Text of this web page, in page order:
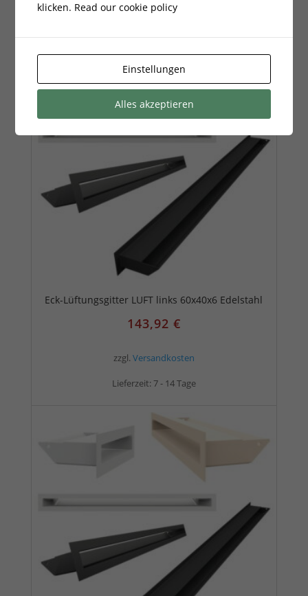
Lieferzeit:7 - 14 Tage
Eck-Lüftungsgitter LUFT links 60x40x6 Edelstahl
143,92 €
zzgl. Versandkosten
Lieferzeit: 7 - 14 Tage
klicken. Read our cookie policy
Einstellungen
Alles akzeptieren